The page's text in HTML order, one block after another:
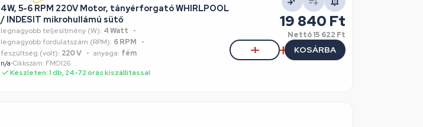
4W, 5-6 RPM 220V Motor, tányérforgató WHIRLPOOL
/ INDESIT mikrohullámú sütő
legnagyobb teljesítmény (W): 4 Watt
legnagyobb fordulatszám (RPM): 6 RPM
feszültség (volt): 220 V anyaga: fém
n/a•Cikkszám: FMO126
Készleten: 1 db, 24-72 órás kiszállítással
19 840 Ft
Nettó15 622 Ft
KOSÁRBA